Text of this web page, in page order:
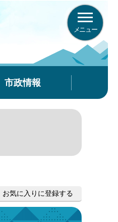
メニュー
市政情報
お気に入りに登録する